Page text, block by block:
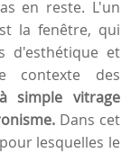
en reste. L'un
la fenêtre, qui
d'esthétique et
contexte des
simple vitrage
Dans cet
lesquelles le